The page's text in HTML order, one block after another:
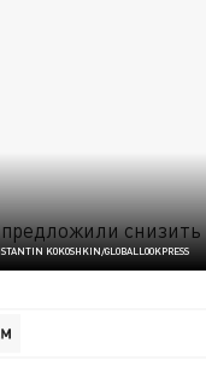
KOKOSHKIN/GLOBALLOOKPRESS